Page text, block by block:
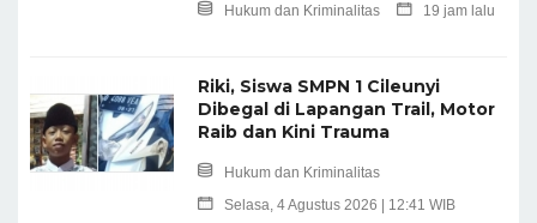
Hukum dan Kriminalitas 19 jam lalu
Riki, Siswa SMPN 1 Cileunyi
Dibegal di Lapangan Trail, Motor
Raib dan Kini Trauma
Hukum dan Kriminalitas
Selasa, 4 Agustus 2026 | 12:41 WIB